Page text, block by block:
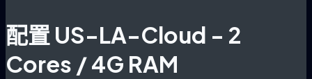
配置 US-LA-Cloud - 2
Cores / 4G RAM